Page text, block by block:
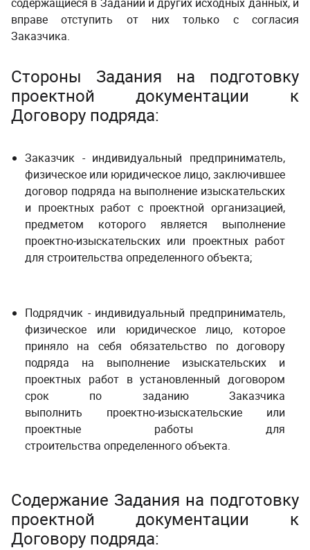
вправе отступить от них только с согласия
Заказчика.
Стороны Задания на подготовку
проектной документации к
Договору подряда:
Заказчик - индивидуальный предприниматель,
физическое или юридическое лицо, заключившее
договор подряда на выполнение изыскательских
и проектных работ с проектной организацией,
предметом которого является выполнение
проектно-изыскательских или проектных работ
для строительства определенного объекта;
Подрядчик - индивидуальный предприниматель,
физическое или юридическое лицо, которое
приняло на себя обязательство по договору
подряда на выполнение изыскательских и
проектных работ в установленный договором
срок по заданию Заказчика
выполнить проектно-изыскательские или
проектные работы для
строительства определенного объекта.
Содержание Задания на подготовку
проектной документации к
Договору подряда: